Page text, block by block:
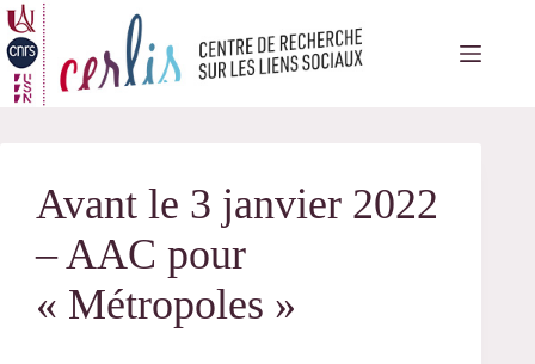
Passer
au
contenu
Avant le 3 janvier 2022
– AAC pour
« Métropoles »